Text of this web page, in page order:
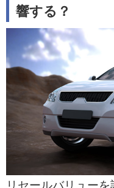
響する？
リセールバリュー